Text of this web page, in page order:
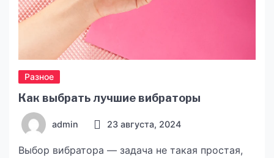
Разное
Как выбрать лучшие вибраторы
admin 23 августа, 2024
Выбор вибратора — задача не такая простая,